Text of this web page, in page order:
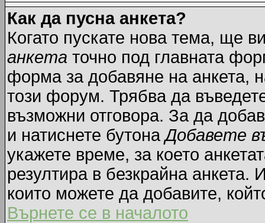
Как да пусна анкета?
Когато пускате нова тема, ще
анкета точно под главната
форма за добавяне на анкета,
този форум. Трябва да
възможни отговора. За да
и натиснете бутонаДобавете
укажете време, за което
резултира в безкрайна
които можете да добавите,
Върнете се в началото